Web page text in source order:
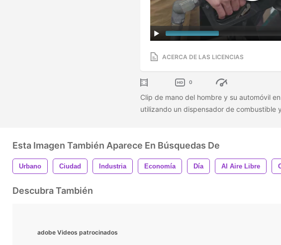
ACERCA DE LAS LICENCIAS
0
Clip de mano del hombre y su automóvil
utilizando un dispensador de combustible
Esta Imagen También Aparece En Búsquedas De
Urbano Ciudad Industria Economía Día Al Aire Libre
Descubra También
adobe Videos patrocinados